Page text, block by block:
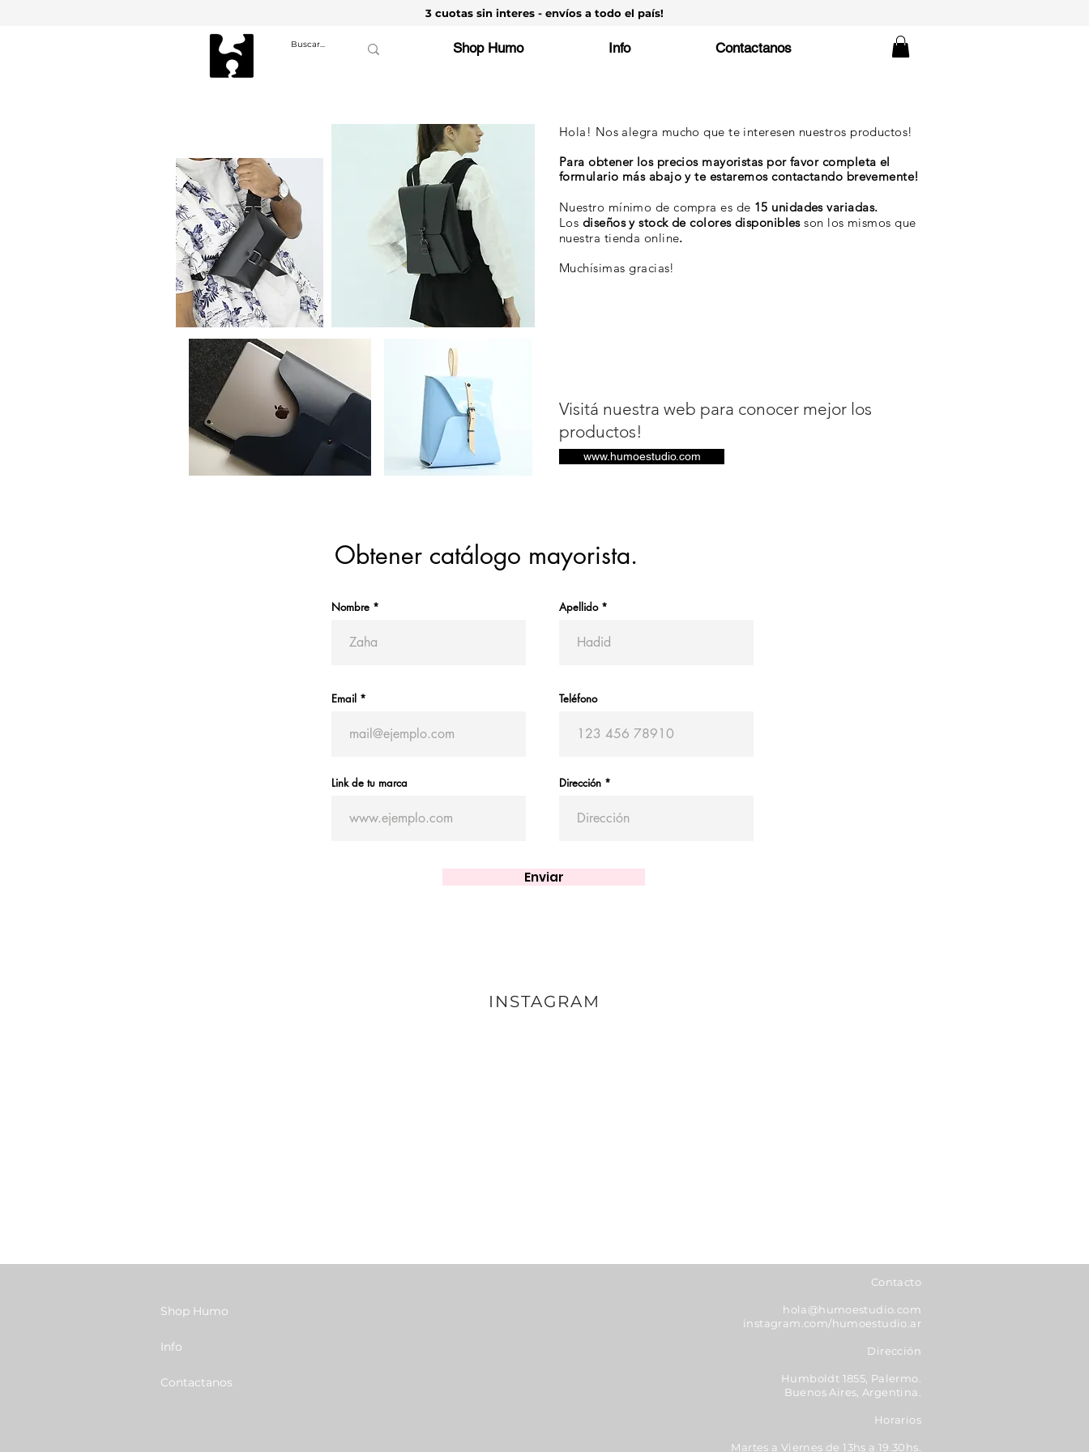
3 cuotas sin interes - envíos a todo el país!
Shop Humo Info Contactanos
Hola! Nos alegra mucho que te interesen nuestros productos!
Para obtener los precios mayoristas por favor completa el
formulario más abajo y te estaremos contactando brevemente!
Nuestro mínimo de compra es de 15 unidades variadas.
Los diseños y stock de colores disponiblesson los mismos que
nuestra tienda online.
Muchísimas gracias!
Visitá nuestra web para conocer mejor los
productos!
www.humoestudio.com
Obtener catálogo mayorista.
Nombre Apellido
Email
Link de tu marca
Teléfono
Dirección
Enviar
INSTAGRAM
Shop Humo
Info
Contactanos
Contacto
hola@humoestudio.com
instagram.com/humoestudio.ar
Dirección
Humboldt 1855, Palermo.
Buenos Aires, Argentina.
Horarios
Martes a Viernes de 13hs a 19.30hs.